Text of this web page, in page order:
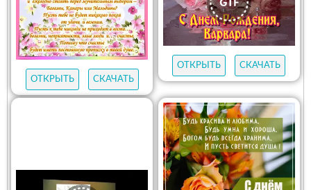
ОТКРЫТЬ СКАЧАТЬ
ОТКРЫТЬ СКАЧАТЬ